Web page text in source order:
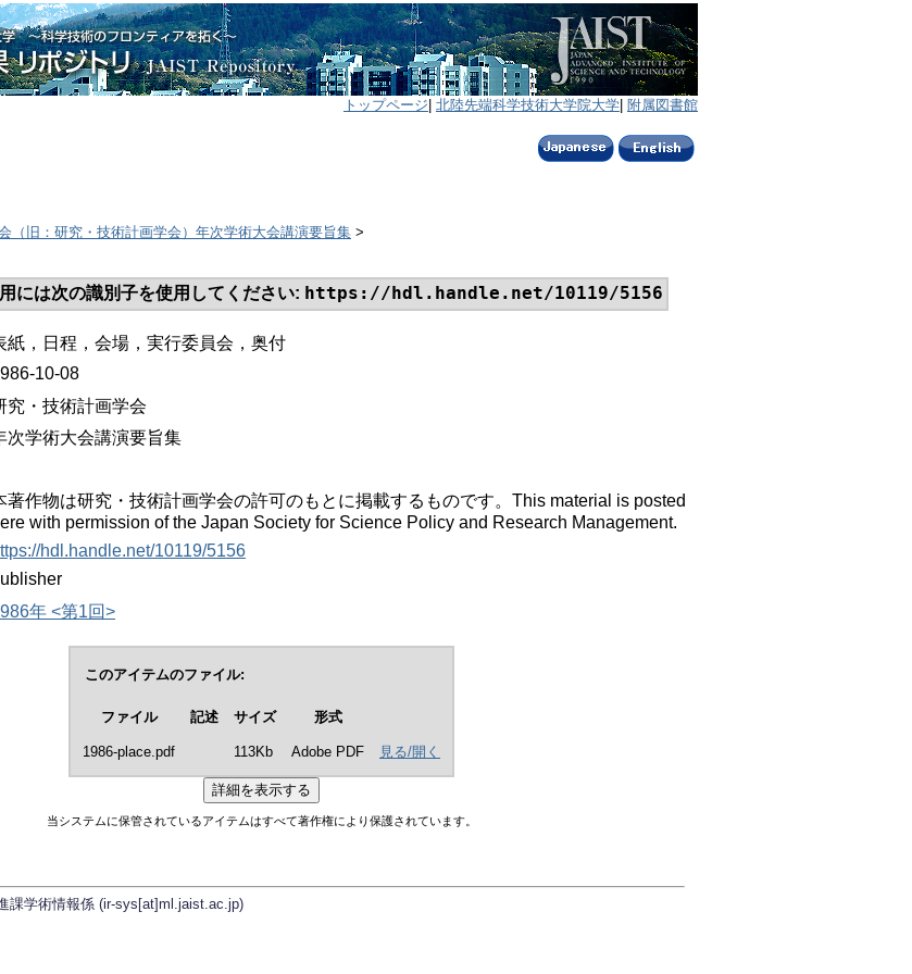
トップページ 北陸先端科学技術大学院大学 附属図書館
（旧：研究・技術計画学会）年次学術大会講演要旨集 >
には次の識別子を使用してください: https://hdl.handle.net/10119/5156
紙，日程，会場，実行委員会，奥付
10-08
究・技術計画学会
次学術大会講演要旨集
著作物は研究・技術計画学会の許可のもとに掲載するものです。This material is posted
with permission of the Japan Society for Science Policy and Research Management.
hdl.handle.net/10119/5156
年 <第1回>
このアイテムのファイル:
ファイル 記述 サイズ 形式
1986-place.pdf 113Kb Adobe PDF 見る/開く
当システムに保管されているアイテムはすべて著作権により保護されています。
課学術情報係 (ir-sys[at]ml.jaist.ac.jp)